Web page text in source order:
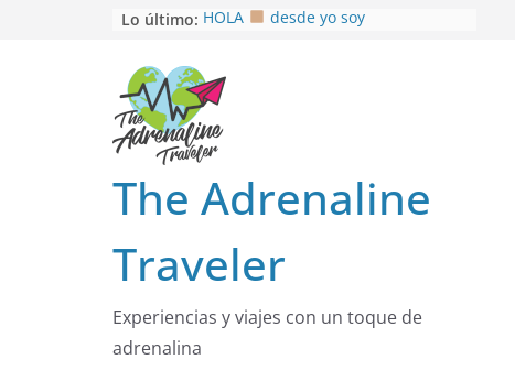
Lo último: HOLA
desde yo soy
EL SENDERO DEL CACAO: Excelente
opción
HOSPEDAJE AL NATURALSHH !!
En
MULITO!
The Adrenaline
Traveler
Experiencias y viajes con un toque de
adrenalina